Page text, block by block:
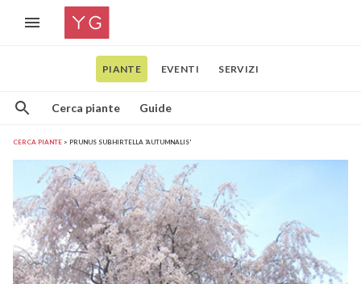
PIANTE EVENTI SERVIZI
Cerca piante Guide
CERCA PIANTE PRUNUS SUBHIRTELLA 'AUTUMNALIS'